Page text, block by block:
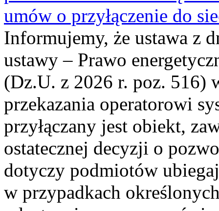
umów o przyłączenie do
Informujemy, że ustawa z
ustawy – Prawo
(Dz.U. z 2026 r. poz. 516)
przekazania operatorowi
przyłączany jest obiekt,
ostatecznej decyzji o
dotyczy podmiotów
w przypadkach